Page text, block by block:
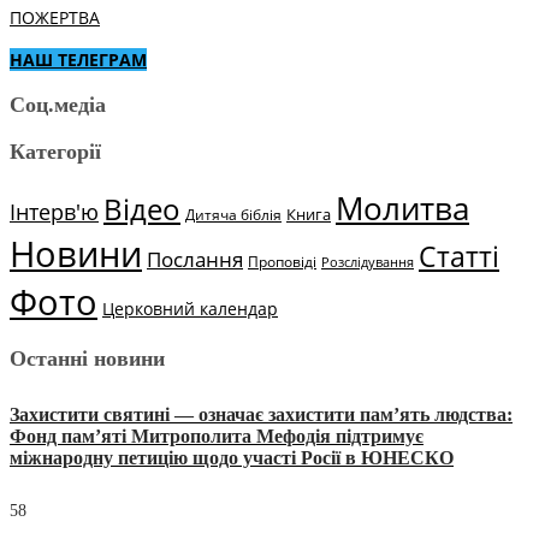
ПОЖЕРТВА
НАШ ТЕЛЕГРАМ
Соц.медіа
Категорії
Інтерв'ю Відео Дитяча біблія Книга Молитва
Новини Послання Проповіді Розслідування Статті
Фото Церковний календар
Останні новини
Захистити святині — означає захистити пам’ять людства:
Фонд пам’яті Митрополита Мефодія підтримує
міжнародну петицію щодо участі Росії в ЮНЕСКО
58